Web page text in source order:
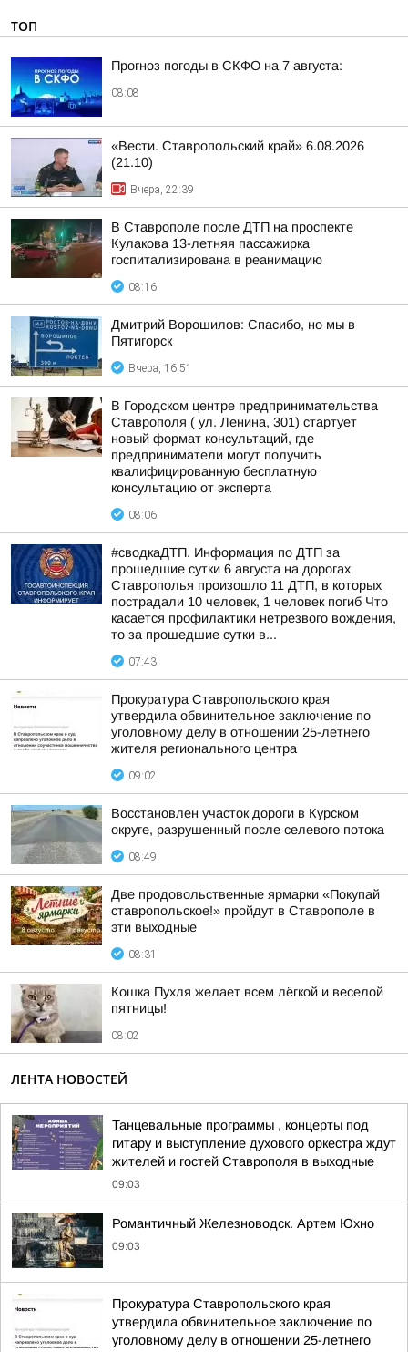
ТОП
Прогноз погоды в СКФО на 7 августа:
08:08
«Вести. Ставропольский край» 6.08.2026
(21.10)
Вчера, 22:39
В Ставрополе после ДТП на проспекте
Кулакова 13-летняя пассажирка
госпитализирована в реанимацию
08:16
Дмитрий Ворошилов: Спасибо, но мы в
Пятигорск
Вчера, 16:51
В Городском центре предпринимательства
Ставрополя ( ул. Ленина, 301) стартует
новый формат консультаций, где
предприниматели могут получить
квалифицированную бесплатную
консультацию от эксперта
08:06
#сводкаДТП. Информация по ДТП за
прошедшие сутки 6 августа на дорогах
Ставрополья произошло 11 ДТП, в которых
пострадали 10 человек, 1 человек погиб Что
касается профилактики нетрезвого вождения,
то за прошедшие сутки в...
07:43
Прокуратура Ставропольского края
утвердила обвинительное заключение по
уголовному делу в отношении 25-летнего
жителя регионального центра
09:02
Восстановлен участок дороги в Курском
округе, разрушенный после селевого потока
08:49
Две продовольственные ярмарки «Покупай
ставропольское!» пройдут в Ставрополе в
эти выходные
08:31
Кошка Пухля желает всем лёгкой и веселой
пятницы!
08:02
ЛЕНТА НОВОСТЕЙ
Танцевальные программы , концерты под
гитару и выступление духового оркестра ждут
жителей и гостей Ставрополя в выходные
09:03
Романтичный Железноводск. Артем Юхно
09:03
Прокуратура Ставропольского края
утвердила обвинительное заключение по
уголовному делу в отношении 25-летнего